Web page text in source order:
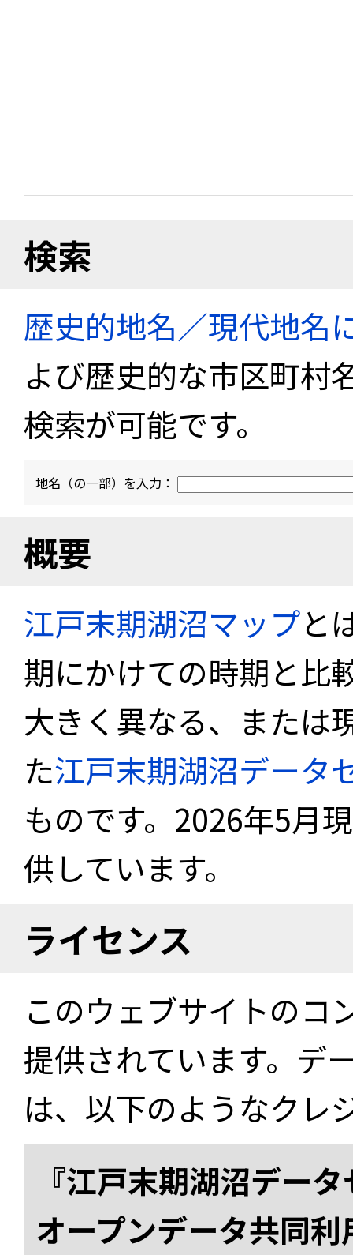
検索
歴史的地名／現代地名
よび歴史的な市区町村
検索が可能です。
地名（の一部）を入力：
概要
江戸末期湖沼マップと
期にかけての時期と比
大きく異なる、または
た江戸末期湖沼データ
ものです。2026年5月
供しています。
ライセンス
このウェブサイトのコ
提供されています。デ
は、以下のようなクレ
『江戸末期湖沼デー
オープンデータ共同